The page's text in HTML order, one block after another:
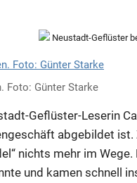
Neustadt-Geflüster
Foto: Günter Starke
Geflüster-Leserin
abgebildet ist.
nichts mehr im Wege.
und kamen schnell